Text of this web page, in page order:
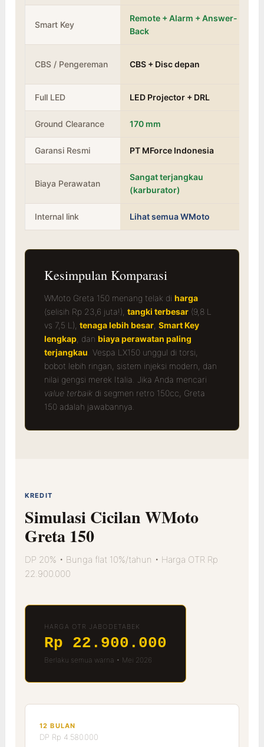
Smart Key
Remote + Alarm + Answer-
Back
CBS / Pengereman CBS + Disc depan
Full LED LED Projector + DRL
Ground Clearance 170 mm
Garansi Resmi PT MForce Indonesia
Biaya Perawatan
Sangat terjangkau
(karburator)
Internal link Lihat semua WMoto
Kesimpulan Komparasi
WMoto Greta 150 menang telak diharga
(selisih Rp 23,6 juta!),tangki terbesar (9,8 L
vs 7,5 L),tenaga lebih besar ,Smart Key
lengkap , danbiaya perawatan paling
terjangkau . Vespa LX150 unggul di torsi,
bobot lebih ringan, sistem injeksi modern, dan
nilai gengsi merek Italia. Jika Anda mencari
value terbaik di segmen retro 150cc, Greta
150 adalah jawabannya.
KREDIT
Simulasi Cicilan WMoto
Greta 150
DP 20% • Bunga flat 10%/tahun • Harga OTR Rp
22.900.000
HARGA OTR JABODETABEK
Rp 22.900.000
Berlaku semua warna • Mei 2026
12 BULAN
DP Rp 4.580.000